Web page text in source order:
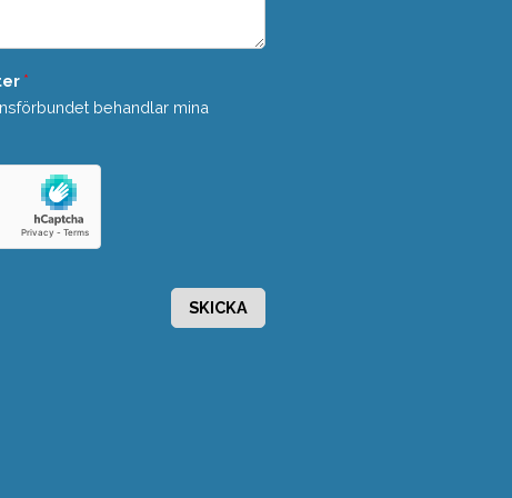
*
behandlar mina
SKICKA